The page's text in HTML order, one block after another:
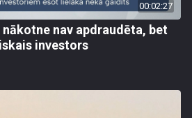
00:02:27
nav apdraudēta, bet
investors